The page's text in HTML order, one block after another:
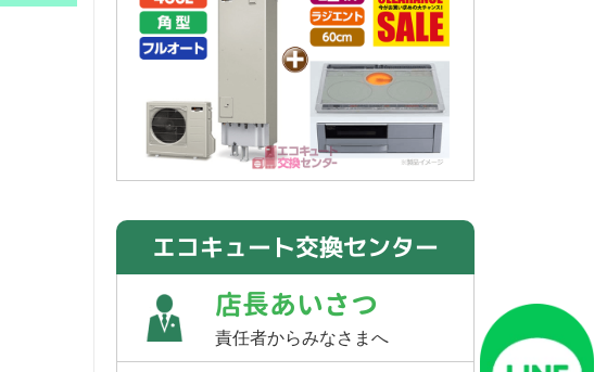
エコキュート交換センター
店長あいさつ
責任者からみなさまへ